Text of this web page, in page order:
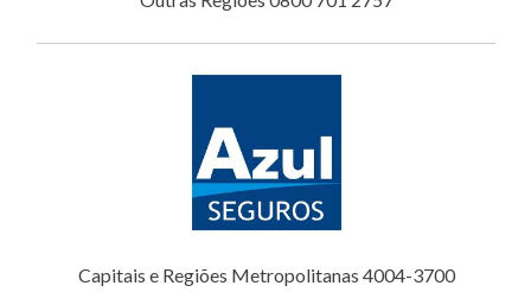
Capitais e Regiões Metropolitanas 4004-3700